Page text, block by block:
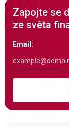
Zapojte se
ze světa
Email: